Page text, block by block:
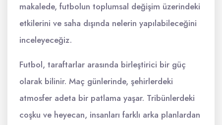
makalede, futbolun toplumsal değişim üzerindeki
etkilerini ve saha dışında nelerin yapılabileceğini
inceleyeceğiz.
Futbol, taraftarlar arasında birleştirici bir güç
olarak bilinir. Maç günlerinde, şehirlerdeki
atmosfer adeta bir patlama yaşar. Tribünlerdeki
coşku ve heyecan, insanları farklı arka planlardan